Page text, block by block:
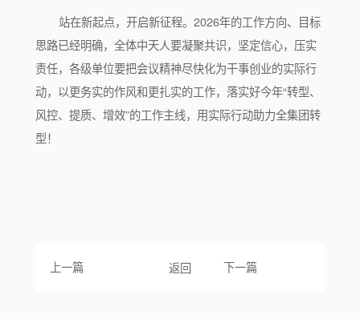
站在新起点，开启新征程。2026年的工作方向、目标
思路已经明确，全体中天人要凝聚共识，坚定信心，压实
责任，各级单位要把会议精神尽快化为干事创业的实际行
动，以更务实的作风和更扎实的工作，落实好今年“转型、
风控、提质、增效”的工作主线，用实际行动助力全集团转
型！
上一篇 返回 下一篇